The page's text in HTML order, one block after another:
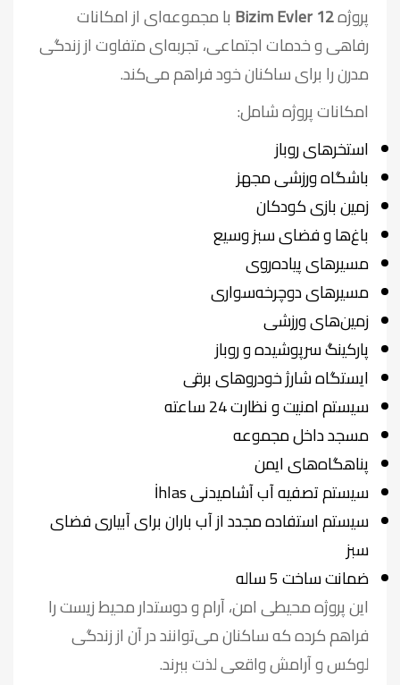
پروژهBizim Evler 12 با مجموعه‌ای از امکانات
رفاهی و خدمات اجتماعی، تجربه‌ای متفاوت از زندگی
مدرن را برای ساکنان خود فراهم می‌کند.
امکانات پروژه شامل:
استخرهای روباز
باشگاه ورزشی مجهز
زمین بازی کودکان
باغ‌ها و فضای سبز وسیع
مسیرهای پیاده‌روی
مسیرهای دوچرخه‌سواری
زمین‌های ورزشی
پارکینگ سرپوشیده و روباز
ایستگاه شارژ خودروهای برقی
سیستم امنیت و نظارت 24 ساعته
مسجد داخل مجموعه
پناهگاه‌های ایمن
سیستم تصفیه آب آشامیدنی İhlas
سیستم استفاده مجدد از آب باران برای آبیاری فضای
سبز
ضمانت ساخت 5 ساله
این پروژه محیطی امن، آرام و دوستدار محیط زیست را
فراهم کرده که ساکنان می‌توانند در آن از زندگی
لوکس و آرامش واقعی لذت ببرند.